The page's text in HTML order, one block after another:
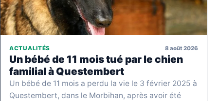
ACTUALITÉS 8 août 2026
Un bébé de 11 mois tué par le chien
familial à Questembert
Un bébé de 11 mois a perdu la vie le 3 février 2025 à
Questembert, dans le Morbihan, après avoir été